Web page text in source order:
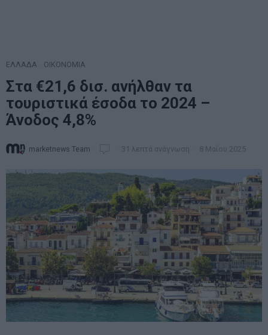
ΕΛΛΑΔΑ ΟΙΚΟΝΟΜΙΑ
Στα €21,6 δισ. ανήλθαν τα
τουριστικά έσοδα το 2024 –
Άνοδος 4,8%
marketnews Team 31 λεπτά ανάγνωση 8 Μαΐου 2025